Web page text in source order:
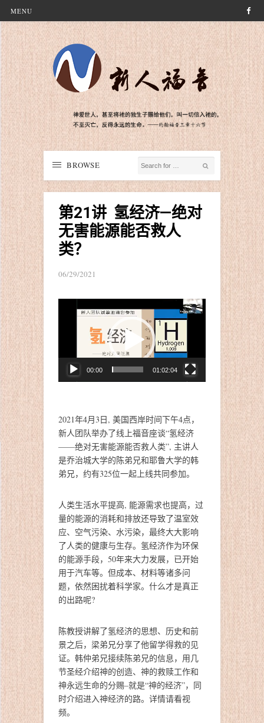
MENU
BROWSE
第21讲 氢经济—绝对
无害能源能否救人
类？
06/29/2021
器
00:00 01:02:04
2021年4月3日, 美国西岸时间下午4点，
新人团队举办了线上福音座谈“氢经济
——绝对无害能源能否救人类”, 主讲人
是乔治城大学的陈弟兄和耶鲁大学的韩
弟兄，约有325位一起上线共同参加。
人类生活水平提高, 能源需求也提高，过
量的能源的消耗和排放还导致了温室效
应、空气污染、水污染，最终大大影响
了人类的健康与生存。氢经济作为环保
的能源手段，50年来大力发展，已开始
用于汽车等。但成本、材料等诸多问
题，依然困扰着科学家。什么才是真正
的出路呢?
陈教授讲解了氢经济的思想、历史和前
景之后，梁弟兄分享了他留学得救的见
证。韩仲弟兄接续陈弟兄的信息，用几
节圣经介绍神的创造、神的救赎工作和
神永远生命的分赐–就是“神的经济”，同
时介绍进入神经济的路。详情请看视
频。